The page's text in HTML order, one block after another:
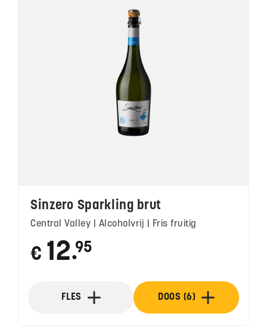
Sinzero Sparkling brut
Central Valley | Alcoholvrij | Fris fruitig
€ 12 ●
95
FLES DOOS (6)